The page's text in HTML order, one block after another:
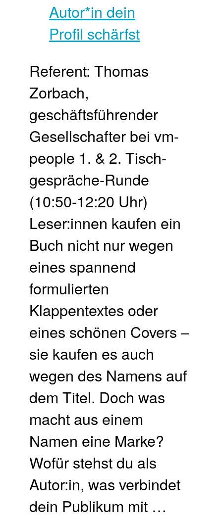
Referent: Thomas
Zorbach,
geschäftsführender
Gesellschafter bei vm-
people 1. & 2. Tisch­
gespräche-Runde
(10:50-12:20 Uhr)
Leser:innen kaufen ein
Buch nicht nur wegen
eines spannend
formulierten
Klappentextes oder
eines schönen Covers –
sie kaufen es auch
wegen des Namens auf
dem Titel. Doch was
macht aus einem
Namen eine Marke?
Wofür stehst du als
Autor:in, was verbindet
dein Publikum mit …